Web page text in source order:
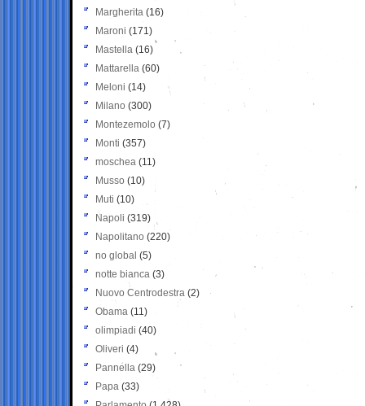
Margherita (16)
Maroni (171)
Mastella (16)
Mattarella (60)
Meloni (14)
Milano (300)
Montezemolo (7)
Monti (357)
moschea (11)
Musso (10)
Muti (10)
Napoli (319)
Napolitano (220)
no global (5)
notte bianca (3)
Nuovo Centrodestra (2)
Obama (11)
olimpiadi (40)
Oliveri (4)
Pannella (29)
Papa (33)